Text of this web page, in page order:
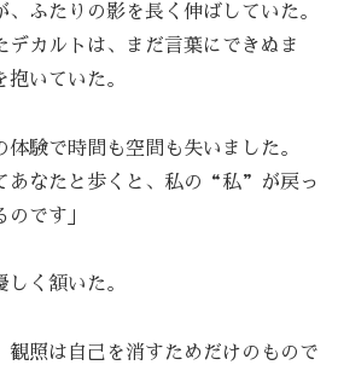
ふたりの影を長く伸ばしていた。
カルトは、まだ言葉にできぬま
いていた。
験で時間も空間も失いました。
あなたと歩くと、私の“私”が戻っ
です」
く頷いた。
観照は自己を消すためだけのもので